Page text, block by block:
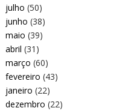
julho (50)
junho (38)
maio (39)
abril (31)
março (60)
fevereiro (43)
janeiro (22)
dezembro (22)